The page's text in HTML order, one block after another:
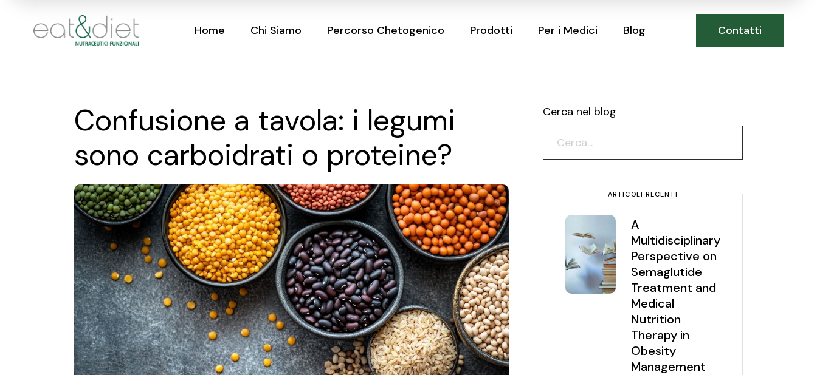
content Home Chi Siamo Percorso Chetogenico Prodotti Per i Medici Blog Contatti
Confusione a tavola: i legumi
sono carboidrati o proteine?
Cerca nel blog
ARTICOLI RECENTI
A
Multidisciplinary
Perspective on
Semaglutide
Treatment and
Medical
Nutrition
Therapy in
Obesity
Management